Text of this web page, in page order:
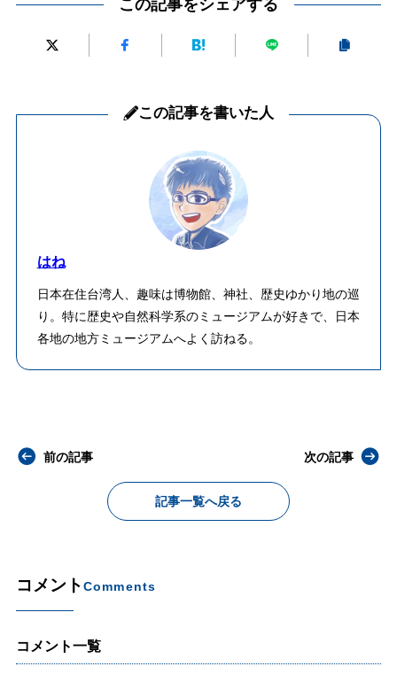
この記事をシェアする
この記事を書いた人
はね
日本在住台湾人、趣味は博物館、神社、歴史ゆかり地の巡
り。特に歴史や自然科学系のミュージアムが好きで、日本
各地の地方ミュージアムへよく訪ねる。
前の記事
記事一覧へ戻る
次の記事
コメントComments
コメント一覧